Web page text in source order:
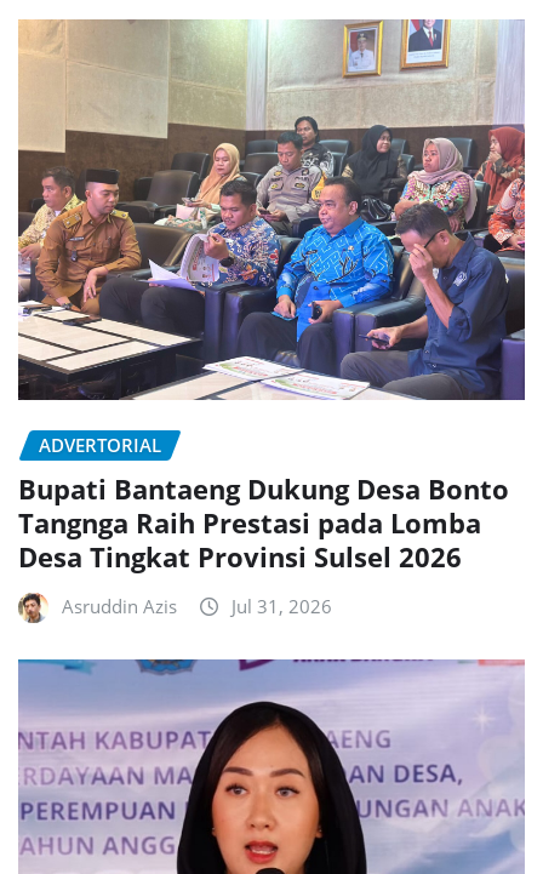
ADVERTORIAL
Bupati Bantaeng Dukung Desa Bonto
Tangnga Raih Prestasi pada Lomba
Desa Tingkat Provinsi Sulsel 2026
Asruddin Azis Jul 31, 2026